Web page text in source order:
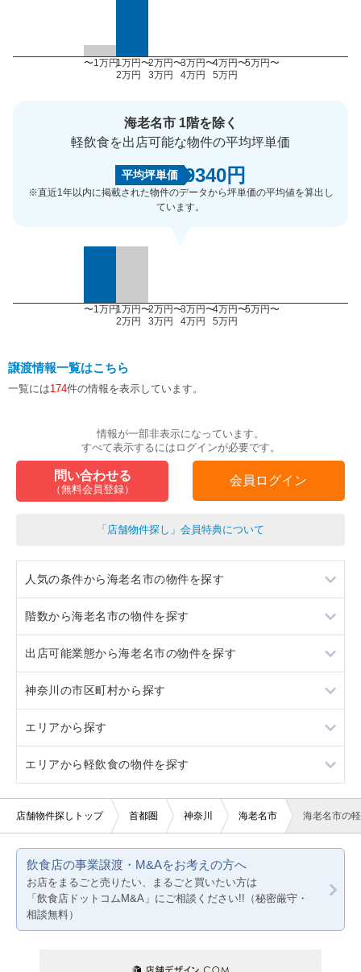
〜1万円1万円〜
2万円
2万円〜
3万円
3万円〜
4万円
4万円〜
5万円
5万円〜
海老名市 1階を除く
軽飲食を出店可能な物件の平均坪単価
平均坪単価 9340円
※直近1年以内に掲載された物件のデータから坪単価の平均値を算出し
ています。
〜1万円1万円〜
2万円
2万円〜
3万円
3万円〜
4万円
4万円〜
5万円
5万円〜
譲渡情報一覧はこちら
一覧には174件の情報を表示しています。
情報が一部非表示になっています。
すべて表示するにはログインが必要です。
問い合わせる
（無料会員登録）
会員ログイン
「店舗物件探し」会員特典について
人気の条件から海老名市の物件を探す
スケルトン
ロードサイド物件
駐車場あり
看板取り付け可
20坪以下
階数から海老名市の物件を探す
地下
1階
出店可能業態から海老名市の物件を探す
重飲食
軽飲食
バー・クラブ
美容室・理容室
医療・歯科・クリニック
物販・小売
神奈川の市区町村から探す
横浜市すべて
川崎市すべて
相模原市すべて
横浜市磯子区
横浜市栄区
エリアから探す
東京23区
東京都下
千葉
埼玉
エリアから軽飲食の物件を探す
東京23区
神奈川
千葉
店舗物件探しトップ 首都圏 神奈川 海老名市 海老名市の
飲食店の事業譲渡・M&Aをお考えの方へ
お店をまるごと売りたい、まるごと買いたい方は
「飲食店ドットコムM&A」にご相談ください!!（秘密厳守・
相談無料）